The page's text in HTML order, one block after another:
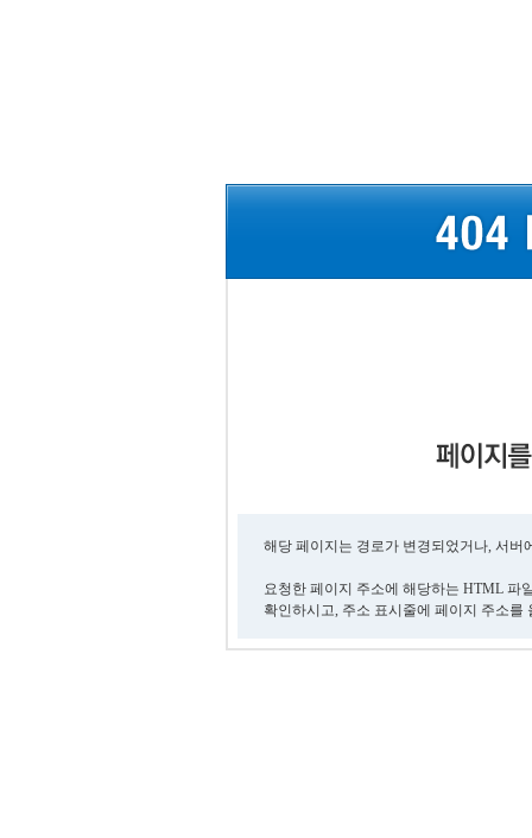
해당 페이지는 경로가 변경되었거나, 서
요청한 페이지 주소에 해당하는 HTML 파
확인하시고, 주소 표시줄에 페이지 주소